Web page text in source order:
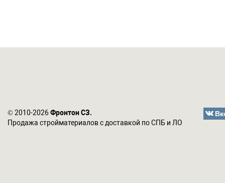
© 2010-2026Фронтон СЗ.
Продажа стройматериалов с доставкой по СПБ и ЛО